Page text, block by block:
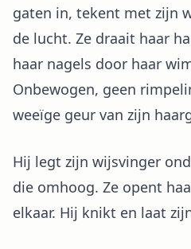
gaten in, tekent met zijn
de lucht. Ze draait haar
haar nagels door haar
Onbewogen, geen
weeïge geur van zijn
Hij legt zijn wijsvinger
die omhoog. Ze opent
elkaar. Hij knikt en laat